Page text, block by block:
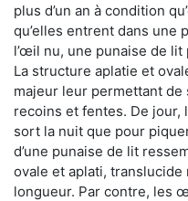
plus d’un an à condition
qu’elles entrent dans une
l’œil nu, une punaise de
La structure aplatie et
majeur leur permettant
recoins et fentes. De jour,
sort la nuit que pour
d’une punaise de lit
ovale et aplati, translucide
longueur. Par contre, les